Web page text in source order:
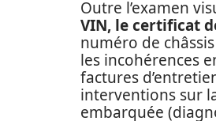
Outre l’examen
VIN, le certificat
numéro de
les incohérences
factures
interventions sur
embarquée